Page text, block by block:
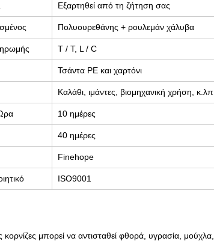
Εξαρτηθεί από τη ζήτηση σας
Πολυουρεθάνης + ρουλεμάν χάλυβα
T / T, L / C
Τσάντα PE και χαρτόνι
Καλάθι, ιμάντες, βιομηχανική χρήση, κ.λπ.
10 ημέρες
40 ημέρες
Finehope
ISO9001
κορνίζες μπορεί να αντισταθεί φθορά, υγρασία,